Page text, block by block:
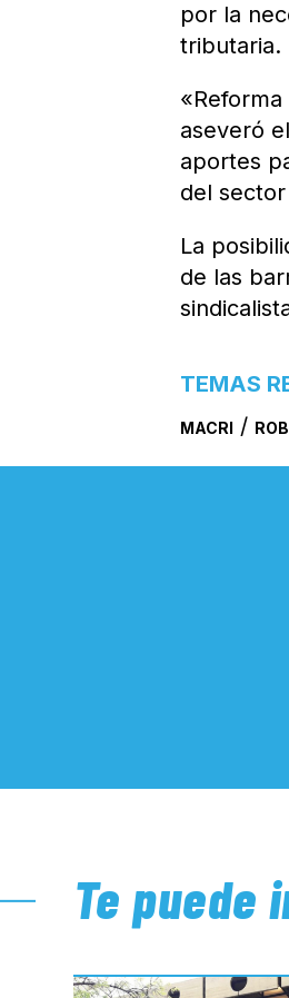
por la
tributaria.
aseveró
aportes
del
La
de las
TEMAS
MACRI /
Te puede